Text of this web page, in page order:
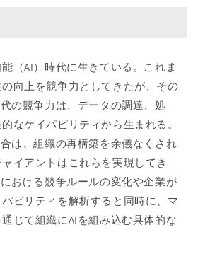
（AI）時代に生きている。これま
向上を競争力としてきたが、その
の競争力は、データの調達、処
なケイパビリティから生まれる。
は、組織の再構築を余儀なくされ
イアントはこれらを実現してき
おける競争ルールの変化や企業が
ビリティを解析すると同時に、マ
じて組織にAIを組み込む具体的な